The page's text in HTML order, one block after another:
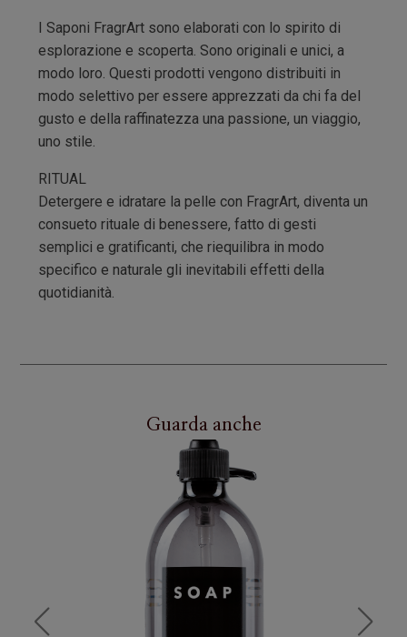
I Saponi FragrArt sono elaborati con lo spirito di
esplorazione e scoperta. Sono originali e unici, a
modo loro. Questi prodotti vengono distribuiti in
modo selettivo per essere apprezzati da chi fa del
gusto e della raffinatezza una passione, un viaggio,
uno stile.
RITUAL
Detergere e idratare la pelle con FragrArt, diventa un
consueto rituale di benessere, fatto di gesti
semplici e gratificanti, che riequilibra in modo
specifico e naturale gli inevitabili effetti della
quotidianità.
Guarda anche